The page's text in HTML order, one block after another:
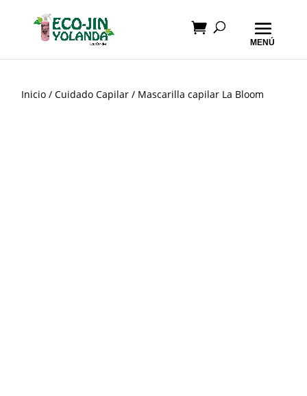
Inicio /Cuidado Capilar / Mascarilla capilar La Bloom